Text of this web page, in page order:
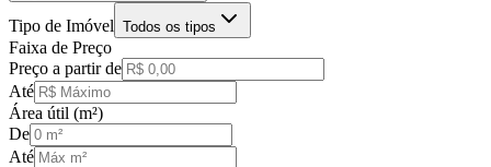
Tipo de Imóvel Todos os tipos
Faixa de Preço
Preço a partir de
Até
Área útil (m²)
De
Até